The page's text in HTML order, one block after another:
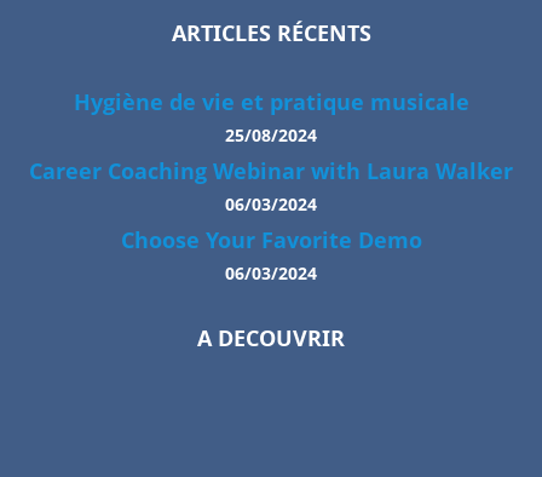
ARTICLES RÉCENTS
Hygiène de vie et pratique musicale
25/08/2024
Career Coaching Webinar with Laura Walker
06/03/2024
Choose Your Favorite Demo
06/03/2024
A DECOUVRIR